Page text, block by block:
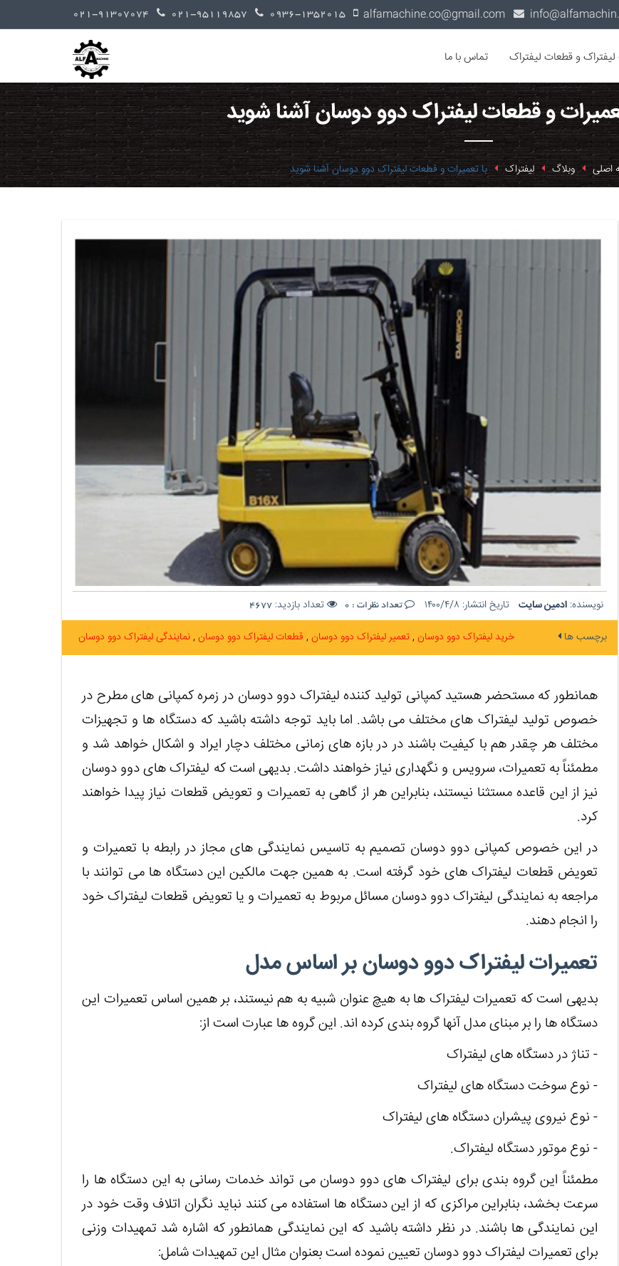
لیفتراک و قطعات لیفتراک تماس با ما
و قطعات لیفتراک دوو دوسان آشنا شوید
اصلی وبلاگ لیفتراک با تعمیرات و قطعات لیفتراک دوو دوسان آشنا شوید
نویسنده: ادمین سایت تاریخ انتشار: ۱۴۰۰/۴/۸ تعداد نظرات : 0 تعداد بازدید: 4677
برچسب ها خرید لیفتراک دوو دوسان تعمیر لیفتراک دوو دوسان قطعات لیفتراک دوو دوسان نمایندگی لیفتراک دوو دوسان
همانطور که مستحضر هستید کمپانی تولید کننده لیفتراک دوو دوسان در زمره کمپانی های مطرح در
خصوص تولید لیفتراک های مختلف می باشد. اما باید توجه داشته باشید که دستگاه ها و تجهیزات
مختلف هر چقدر هم با کیفیت باشند در در بازه های زمانی مختلف دچار ایراد و اشکال خواهد شد و
مطمئناً به تعمیرات، سرویس و نگهداری نیاز خواهند داشت. بدیهی است که لیفتراک های دوو دوسان
نیز از این قاعده مستثنا نیستند، بنابراین هر از گاهی به تعمیرات و تعویض قطعات نیاز پیدا خواهند
کرد.
در این خصوص کمپانی دوو دوسان تصمیم به تاسیس نمایندگی های مجاز در رابطه با تعمیرات و
تعویض قطعات لیفتراک های خود گرفته است. به همین جهت مالکین این دستگاه ها می توانند با
مراجعه به نمایندگی لیفتراک دوو دوسان مسائل مربوط به تعمیرات و یا تعویض قطعات لیفتراک خود
را انجام دهند.
تعمیرات لیفتراک دوو دوسان بر اساس مدل
بدیهی است که تعمیرات لیفتراک ها به هیچ عنوان شبیه به هم نیستند، بر همین اساس تعمیرات این
دستگاه ها را بر مبنای مدل آنها گروه بندی کرده اند. این گروه ها عبارت است از:
- تناژ در دستگاه های لیفتراک
- نوع سوخت دستگاه های لیفتراک
- نوع نیروی پیشران دستگاه‌ های لیفتراک
- نوع موتور دستگاه لیفتراک.
مطمئناً این گروه بندی برای لیفتراک های دوو دوسان می تواند خدمات رسانی به این دستگاه ها را
سرعت بخشد، بنابراین مراکزی که از این دستگاه ها استفاده می کنند نباید نگران اتلاف وقت خود در
این نمایندگی ها باشند. در نظر داشته باشید که این نمایندگی همانطور که اشاره شد تمهیدات وزنی
برای تعمیرات لیفتراک دوو دوسان تعیین نموده است بعنوان مثال این تمهیدات شامل: